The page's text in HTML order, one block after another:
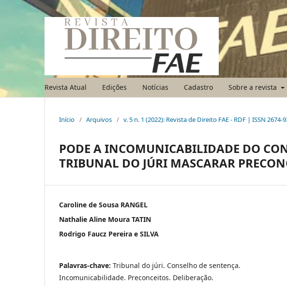
Revista Atual Edições Notícias Cadastro Sobre a revista
Início / Arquivos / v. 5 n. 1 (2022): Revista de Direito FAE - RDF | ISSN 2674-
PODE A INCOMUNICABILIDADE DO
TRIBUNAL DO JÚRI MASCARAR
Caroline de Sousa RANGEL
Nathalie Aline Moura TATIN
Rodrigo Faucz Pereira e SILVA
Palavras-chave: Tribunal do júri. Conselho de sentença.
Incomunicabilidade. Preconceitos. Deliberação.